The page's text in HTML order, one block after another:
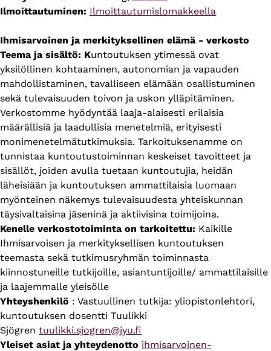
Ilmoittautuminen: Ilmoittautumislomakkeella
Ihmisarvoinen ja merkityksellinen elämä - verkosto
Teema ja sisältö: Kuntoutuksen ytimessä ovat
yksilöllinen kohtaaminen, autonomian ja vapauden
mahdollistaminen, tavalliseen elämään osallistuminen
sekä tulevaisuuden toivon ja uskon ylläpitäminen.
Verkostomme hyödyntää laaja-alaisesti erilaisia
määrällisiä ja laadullisia menetelmiä, erityisesti
monimenetelmätutkimuksia. Tarkoituksenamme on
tunnistaa kuntoutustoiminnan keskeiset tavoitteet ja
sisällöt, joiden avulla tuetaan kuntoutujia, heidän
läheisiään ja kuntoutuksen ammattilaisia luomaan
myönteinen näkemys tulevaisuudesta yhteiskunnan
täysivaltaisina jäseninä ja aktiivisina toimijoina.
Kenelle verkostotoiminta on tarkoitettu: Kaikille
Ihmisarvoisen ja merkityksellisen kuntoutuksen
teemasta sekä tutkimusryhmän toiminnasta
kiinnostuneille tutkijoille, asiantuntijoille/ ammattilaisille
ja laajemmalle yleisölle
Yhteyshenkilö : Vastuullinen tutkija: yliopistonlehtori,
kuntoutuksen dosentti Tuulikki
Sjögren tuulikki.sjogren@jyu.fi
Yleiset asiat ja yhteydenotto ihmisarvoinen-